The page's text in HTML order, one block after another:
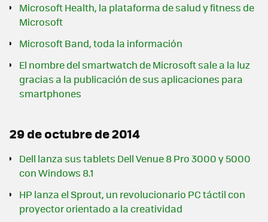
Microsoft Health, la plataforma de salud y fitness de
Microsoft
Microsoft Band, toda la información
El nombre del smartwatch de Microsoft sale a la luz
gracias a la publicación de sus aplicaciones para
smartphones
29 de octubre de 2014
Dell lanza sus tablets Dell Venue 8 Pro 3000 y 5000
con Windows 8.1
HP lanza el Sprout, un revolucionario PC táctil con
proyector orientado a la creatividad